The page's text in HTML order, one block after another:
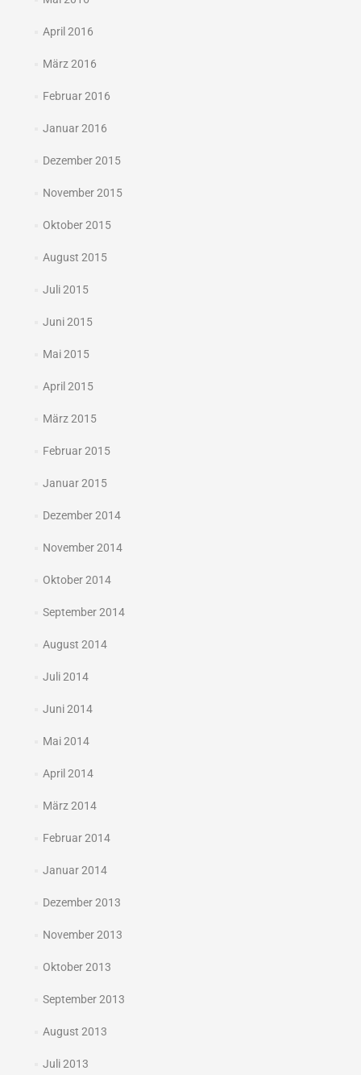
April 2016
März 2016
Februar 2016
Januar 2016
Dezember 2015
November 2015
Oktober 2015
August 2015
Juli 2015
Juni 2015
Mai 2015
April 2015
März 2015
Februar 2015
Januar 2015
Dezember 2014
November 2014
Oktober 2014
September 2014
August 2014
Juli 2014
Juni 2014
Mai 2014
April 2014
März 2014
Februar 2014
Januar 2014
Dezember 2013
November 2013
Oktober 2013
September 2013
August 2013
Juli 2013